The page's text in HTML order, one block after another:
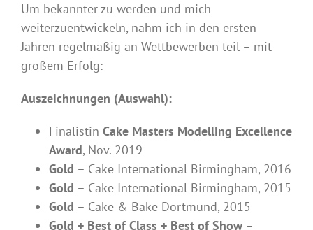
Um bekannter zu werden und mich
weiterzuentwickeln, nahm ich in den ersten
Jahren regelmäßig an Wettbewerben teil – mit
großem Erfolg:
Auszeichnungen (Auswahl):
Finalistin Cake Masters Modelling Excellence
Award, Nov. 2019
Gold – Cake International Birmingham, 2016
Gold – Cake International Birmingham, 2015
Gold – Cake & Bake Dortmund, 2015
Gold + Best of Class + Best of Show –